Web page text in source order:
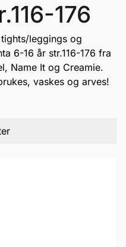
176
leggings og
6-16 år str.116-176 fra
, Name It og Creamie.
vaskes og arves!